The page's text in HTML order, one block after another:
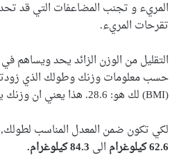
المريء و تجنب المضاعفات التي قد
تقرحات المريء.
التقليل من الوزن الزائد يحد ويساهم في
حسب معلومات وزنك وطولك الذي
(BMI) لك هو: 28.6. هذا يعني ان وزنك يصنف ضمن الوزن الزائد.
لكي تكون ضمن المعدل المناسب
62.6 كيلوغرام
الى 84.3 كيلوغرام.